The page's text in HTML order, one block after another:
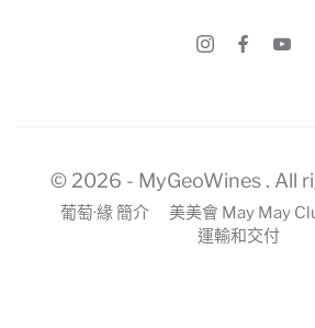
© 2026 - MyGeoWines . All
葡萄·緣 簡介 美美會 May May
運輸和交付